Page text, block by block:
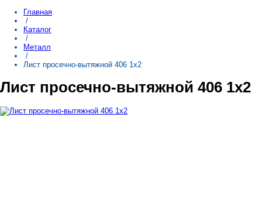
Главная
/
Каталог
/
Металл
/
Лист просечно-вытяжной 406 1х2
Лист просечно-вытяжной 406 1х2